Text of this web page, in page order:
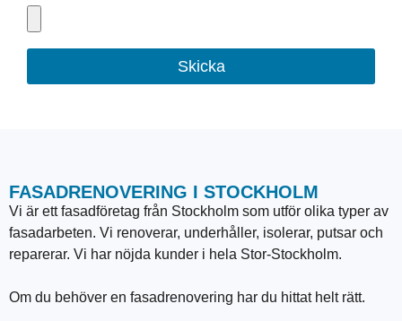
Skicka
FASADRENOVERING I STOCKHOLM
Vi är ett fasadföretag från Stockholm som utför olika typer av
fasadarbeten. Vi renoverar, underhåller, isolerar, putsar och
reparerar. Vi har nöjda kunder i hela Stor-Stockholm.
Om du behöver en fasadrenovering har du hittat helt rätt.